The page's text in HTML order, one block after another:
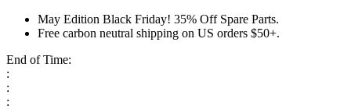
May Edition Black Friday! 35% Off Spare Parts.
Free carbon neutral shipping on US orders $50+.
End of Time:
:
:
: